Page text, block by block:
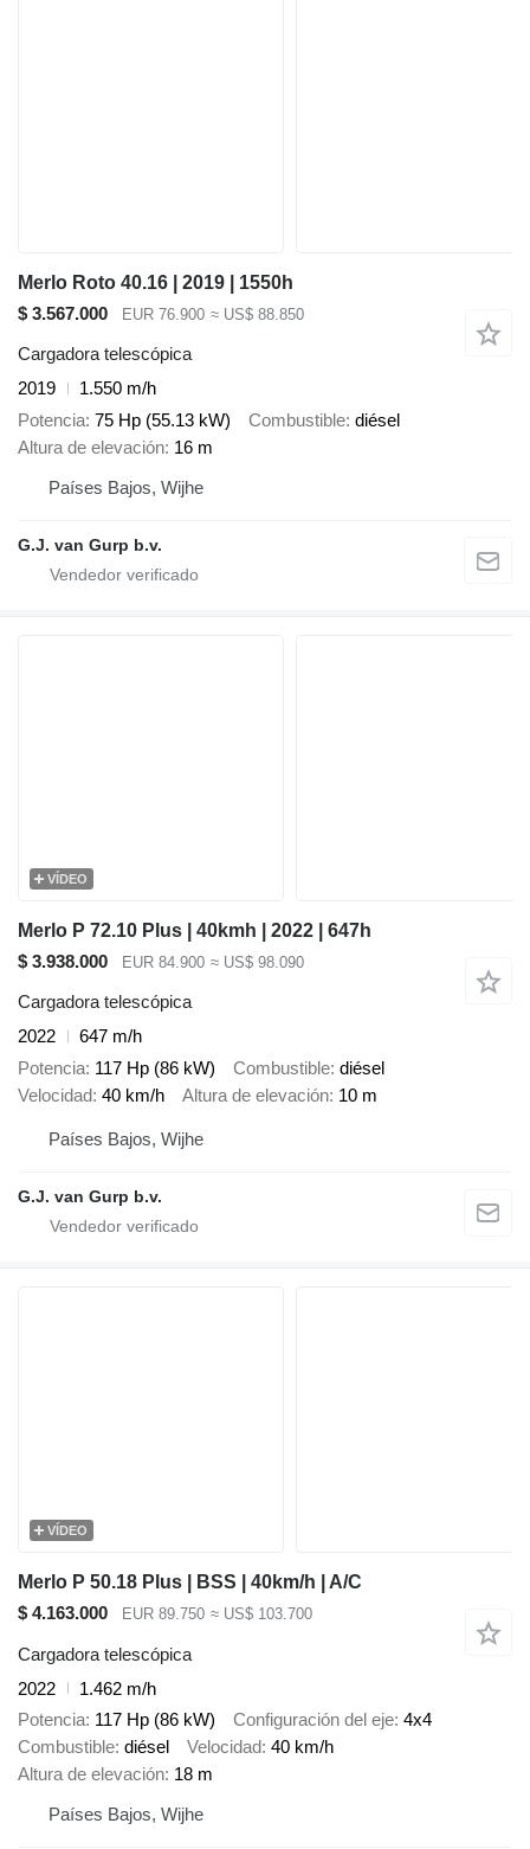
Merlo Roto 40.16 | 2019 | 1550h
$ 3.567.000
EUR 76.900 ≈ US$ 88.850
Cargadora telescópica
2019
1.550 m/h
Potencia 75 Hp (55.13 kW) Combustible diésel
Altura de elevación 16 m
Países Bajos, Wijhe
G.J. van Gurp b.v.
VÍDEO
Merlo P 72.10 Plus | 40kmh | 2022 | 647h
$ 3.938.000
EUR 84.900 ≈ US$ 98.090
Cargadora telescópica
2022
647 m/h
Potencia 117 Hp (86 kW) Combustible diésel
Velocidad 40 km/h Altura de elevación 10 m
Países Bajos, Wijhe
G.J. van Gurp b.v.
VÍDEO
Merlo P 50.18 Plus | BSS | 40km/h | A/C
$ 4.163.000
EUR 89.750 ≈ US$ 103.700
Cargadora telescópica
2022
1.462 m/h
Potencia 117 Hp (86 kW) Configuración del eje 4x4
Combustible diésel Velocidad 40 km/h
Altura de elevación 18 m
Países Bajos, Wijhe